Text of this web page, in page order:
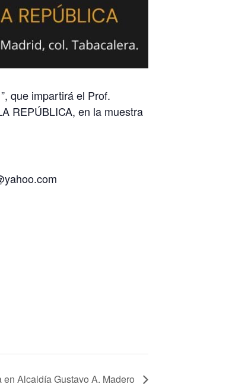
que impartirá el Prof.
REPÚBLICA, en la muestra
en Alcaldía Gustavo A. Madero